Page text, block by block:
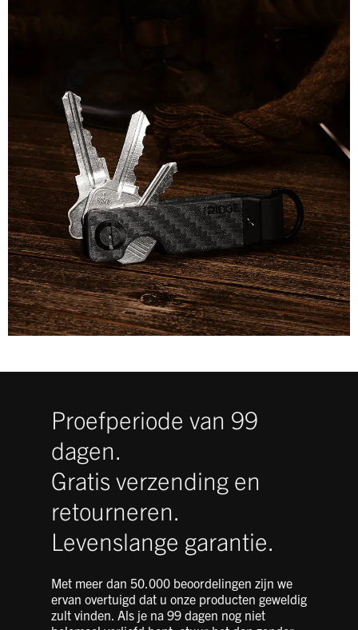
Proefperiode van 99
dagen.
Gratis verzending en
retourneren.
Levenslange garantie.
Met meer dan 50.000 beoordelingen zijn we
ervan overtuigd dat u onze producten geweldig
zult vinden. Als je na 99 dagen nog niet